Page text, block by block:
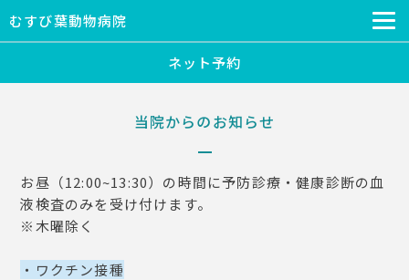
むすび葉動物病院
ネット予約
当院からのお知らせ
お昼（12:00~13:30）の時間に予防診療・健康診断の血
液検査のみを受け付けます。
※木曜除く
・ワクチン接種